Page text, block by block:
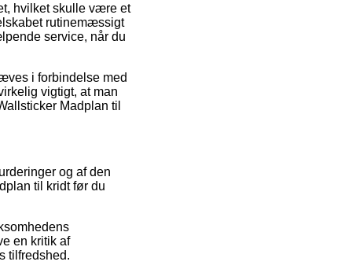
hvilket skulle være et
rutinemæssigt
service, når du
i forbindelse med
vigtigt, at man
Madplan til
og af den
til kridt før du
en kritik af
tilfredshed.